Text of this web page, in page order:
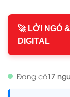
🚀 LỜI NGỎ
DIGITAL
Đang có17